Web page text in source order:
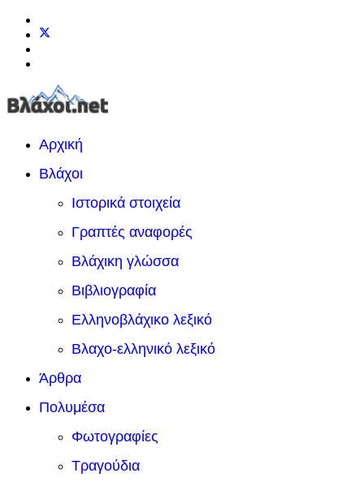
Αρχική
Βλάχοι
Ιστορικά στοιχεία
Γραπτές αναφορές
Βλάχικη γλώσσα
Βιβλιογραφία
Ελληνοβλάχικο λεξικό
Βλαχο-ελληνικό λεξικό
Άρθρα
Πολυμέσα
Φωτογραφίες
Τραγούδια